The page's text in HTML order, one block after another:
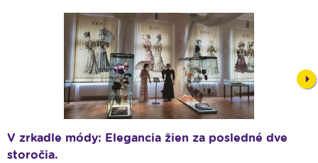
V zrkadle módy: Elegancia žien za posledné dve
storočia.